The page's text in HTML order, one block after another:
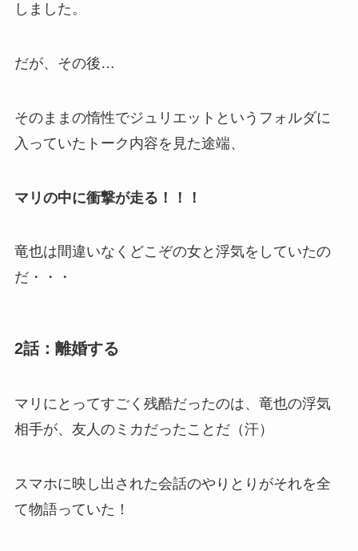
しました。
だが、その後…
そのままの惰性でジュリエットというフォルダに
入っていたトーク内容を見た途端、
マリの中に衝撃が走る！！！
竜也は間違いなくどこぞの女と浮気をしていたの
だ・・・
2話：離婚する
マリにとってすごく残酷だったのは、竜也の浮気
相手が、友人のミカだったことだ（汗）
スマホに映し出された会話のやりとりがそれを全
て物語っていた！